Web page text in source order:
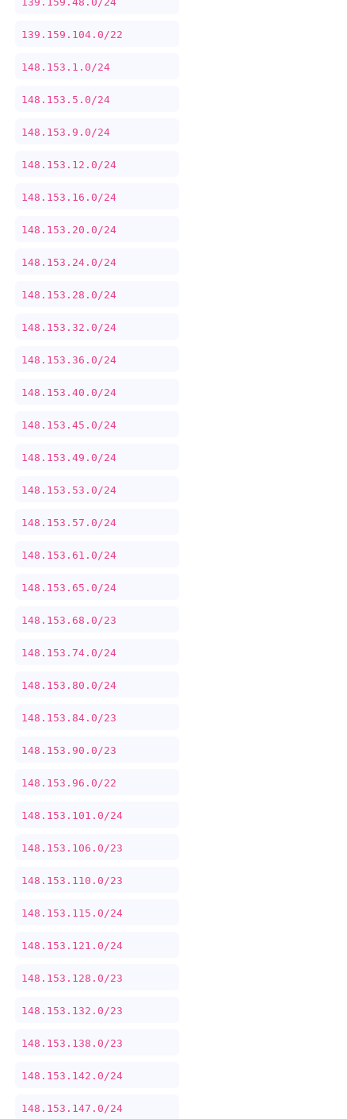
139.159.104.0/22
148.153.1.0/24
148.153.5.0/24
148.153.9.0/24
148.153.12.0/24
148.153.16.0/24
148.153.20.0/24
148.153.24.0/24
148.153.28.0/24
148.153.32.0/24
148.153.36.0/24
148.153.40.0/24
148.153.45.0/24
148.153.49.0/24
148.153.53.0/24
148.153.57.0/24
148.153.61.0/24
148.153.65.0/24
148.153.68.0/23
148.153.74.0/24
148.153.80.0/24
148.153.84.0/23
148.153.90.0/23
148.153.96.0/22
148.153.101.0/24
148.153.106.0/23
148.153.110.0/23
148.153.115.0/24
148.153.121.0/24
148.153.128.0/23
148.153.132.0/23
148.153.138.0/23
148.153.142.0/24
148.153.147.0/24